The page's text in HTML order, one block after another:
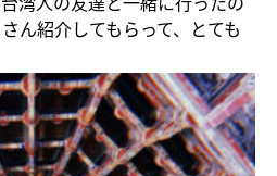
ん紹介してもらって、とても